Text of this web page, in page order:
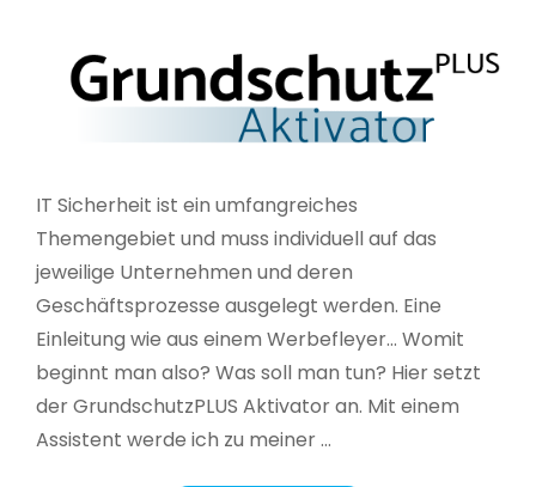
IT Sicherheit ist ein umfangreiches
Themengebiet und muss individuell auf das
jeweilige Unternehmen und deren
Geschäftsprozesse ausgelegt werden. Eine
Einleitung wie aus einem Werbefleyer… Womit
beginnt man also? Was soll man tun? Hier setzt
der GrundschutzPLUS Aktivator an. Mit einem
Assistent werde ich zu meiner …